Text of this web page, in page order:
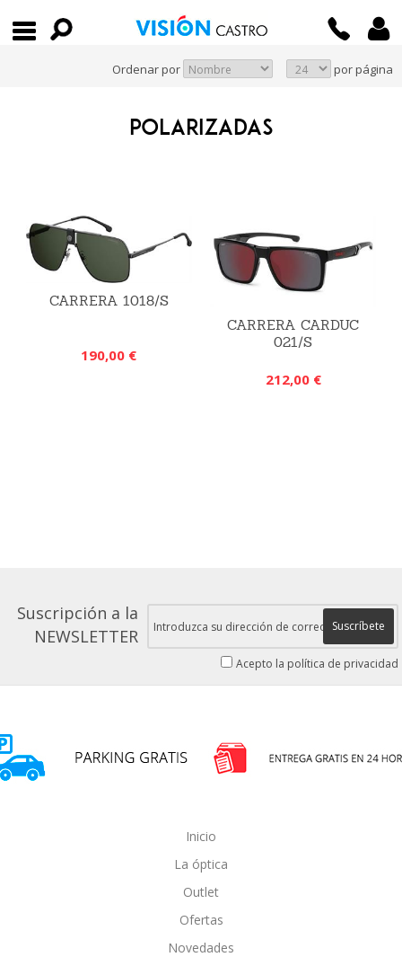
Ordenar por por página
POLARIZADAS
CARRERA 1018/S
190,00 €
CARRERA CARDUC
021/S
212,00 €
Suscripción a la
NEWSLETTER
Suscríbete
Acepto la política de privacidad
Inicio
La óptica
Outlet
Ofertas
Novedades